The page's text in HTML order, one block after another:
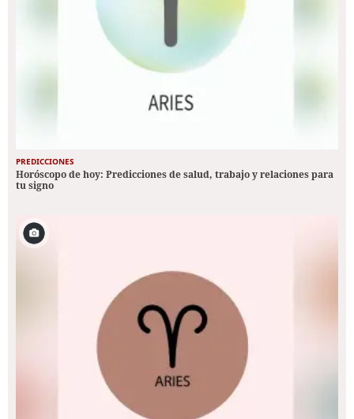
PREDICCIONES
Horóscopo de hoy: Predicciones de salud, trabajo y relaciones para
tu signo